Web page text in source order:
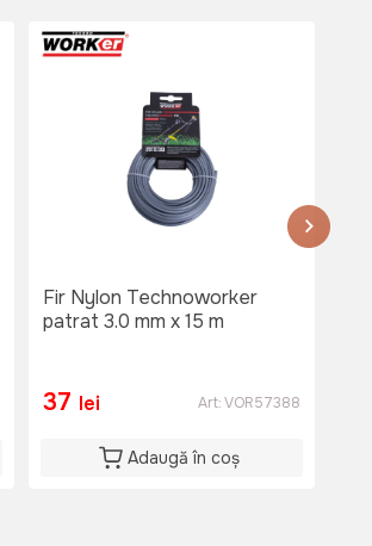
Fir Nylon Technoworker
patrat 3.0 mm x 15 m
37 lei Art:VOR57388
Adaugă în coș